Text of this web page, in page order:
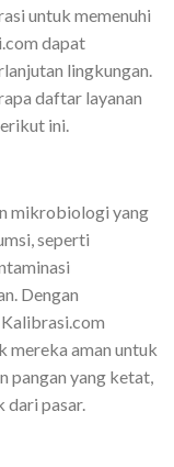
untuk memenuhi
dapat
lingkungan.
daftar layanan
ini.
mikrobiologi yang
seperti
Dengan
mereka aman untuk
pangan yang ketat,
dari pasar.